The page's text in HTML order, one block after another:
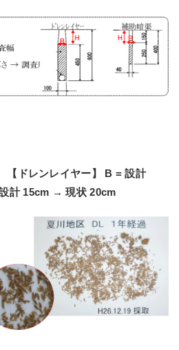
ドレンレイヤー】 B = 設計
計 15cm → 現状 20cm